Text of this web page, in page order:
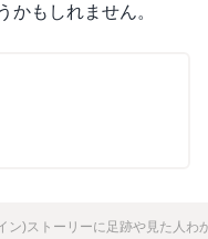
かもしれません。
ン)ストーリーに足跡や見た人わ